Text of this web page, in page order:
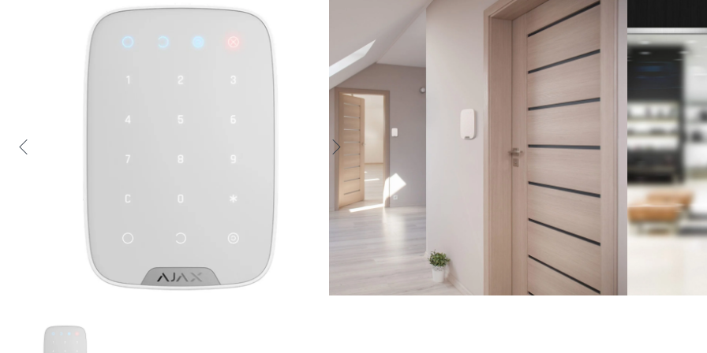
Tastatura wireless compacta cu design elegant, de culoare
Conectare simpla prin tehnologia bluetooth
Butoane silentioase pentru o experienta de tastare placuta
Baterie reincarcabila cu autonomie mare
Compatibila cu diverse dispozitive: laptopuri, tablete, smart